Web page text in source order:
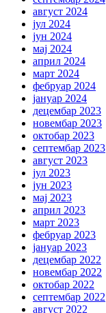
август 2024
јул 2024
јун 2024
мај 2024
април 2024
март 2024
фебруар 2024
јануар 2024
децембар 2023
новембар 2023
октобар 2023
септембар 2023
август 2023
јул 2023
јун 2023
мај 2023
април 2023
март 2023
фебруар 2023
јануар 2023
децембар 2022
новембар 2022
октобар 2022
септембар 2022
август 2022